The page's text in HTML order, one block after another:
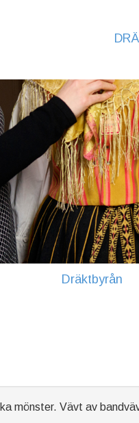
Dräktbyrån
mönster. Vävt av